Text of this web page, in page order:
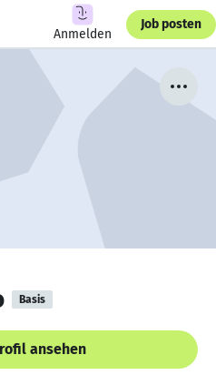
Anmelden
Job posten
Basis
ansehen